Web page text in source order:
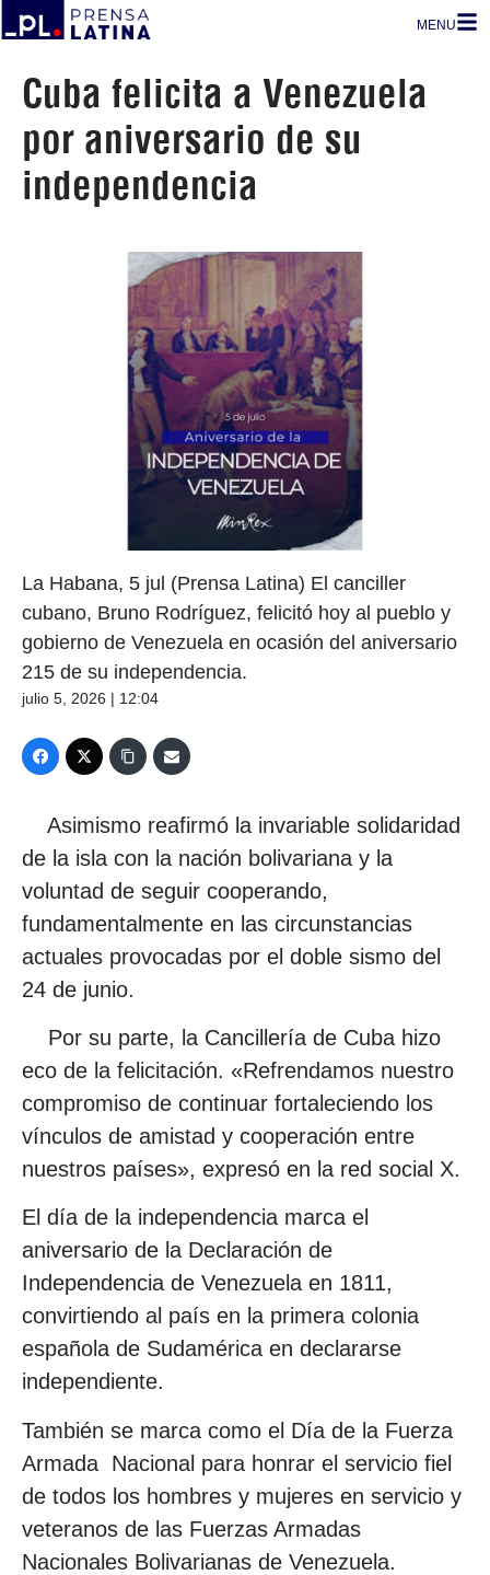
MENU
Cuba felicita a Venezuela
por aniversario de su
independencia
La Habana, 5 jul (Prensa Latina) El canciller
cubano, Bruno Rodríguez, felicitó hoy al pueblo y
gobierno de Venezuela en ocasión del aniversario
215 de su independencia.
julio 5, 2026 | 12:04
Asimismo reafirmó la invariable solidaridad
de la isla con la nación bolivariana y la
voluntad de seguir cooperando,
fundamentalmente en las circunstancias
actuales provocadas por el doble sismo del
24 de junio.
Por su parte, la Cancillería de Cuba hizo
eco de la felicitación. «Refrendamos nuestro
compromiso de continuar fortaleciendo los
vínculos de amistad y cooperación entre
nuestros países», expresó en la red social X.
El día de la independencia marca el
aniversario de la Declaración de
Independencia de Venezuela en 1811,
convirtiendo al país en la primera colonia
española de Sudamérica en declararse
independiente.
También se marca como el Día de la Fuerza
Armada Nacional para honrar el servicio fiel
de todos los hombres y mujeres en servicio y
veteranos de las Fuerzas Armadas
Nacionales Bolivarianas de Venezuela.